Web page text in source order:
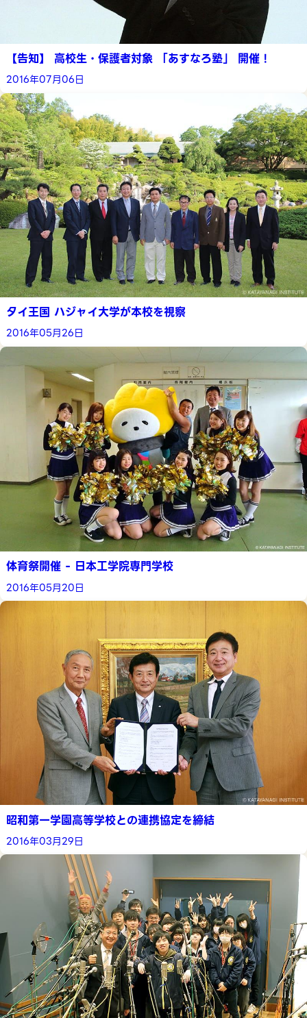
【告知】 高校生・保護者対象 「あすなろ塾」 開催 !
2016年07月06日
タイ王国 ハジャイ大学が本校を視察
2016年05月26日
体育祭開催 - 日本工学院専門学校
2016年05月20日
昭和第一学園高等学校との連携協定を締結
2016年03月29日